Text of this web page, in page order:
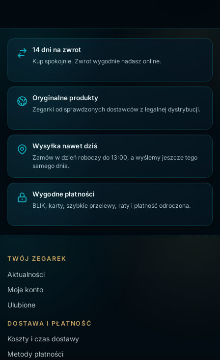
14 dni na zwrot
Kup spokojnie. Zwrot wygodnie nadasz online.
Oryginalne produkty
Zegarki od sprawdzonych dostawców z legalnej dystrybucji.
Wysyłka nawet dziś
Zamów w dzień roboczy do 13:00, a wyślemy jeszcze tego
samego dnia.
Wygodne płatności
BLIK, karty, szybkie przelewy, raty i płatność odroczona.
TWÓJ ZEGAREK
Aktualności
Moje konto
Ulubione
DOSTAWA I PŁATNOŚĆ
Koszty i czas dostawy
Metody płatności